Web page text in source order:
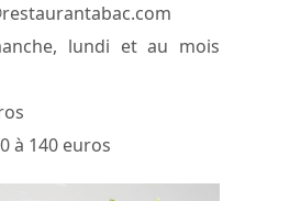
lundi et au mois
à 140 euros